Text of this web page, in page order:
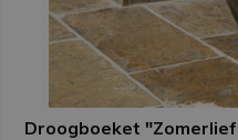
Droogboeket